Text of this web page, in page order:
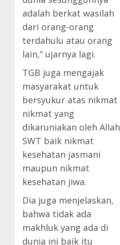
adalah berkat wasilah
dari orang-orang
terdahulu atau orang
lain,” ujarnya lagi.
TGB juga mengajak
masyarakat untuk
bersyukur atas nikmat
nikmat yang
dikaruniakan oleh Allah
SWT baik nikmat
kesehatan jasmani
maupun nikmat
kesehatan jiwa.
Dia juga menjelaskan,
bahwa tidak ada
makhluk yang ada di
dunia ini baik itu